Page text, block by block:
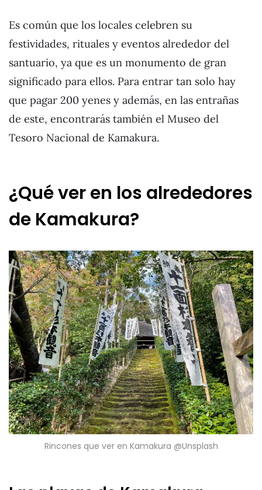
Es común que los locales celebren su
festividades, rituales y eventos alrededor del
santuario, ya que es un monumento de gran
significado para ellos. Para entrar tan solo hay
que pagar 200 yenes y además, en las entrañas
de este, encontrarás también el Museo del
Tesoro Nacional de Kamakura.
¿Qué ver en los alrededores
de Kamakura?
Rincones que ver en Kamakura @Unsplash